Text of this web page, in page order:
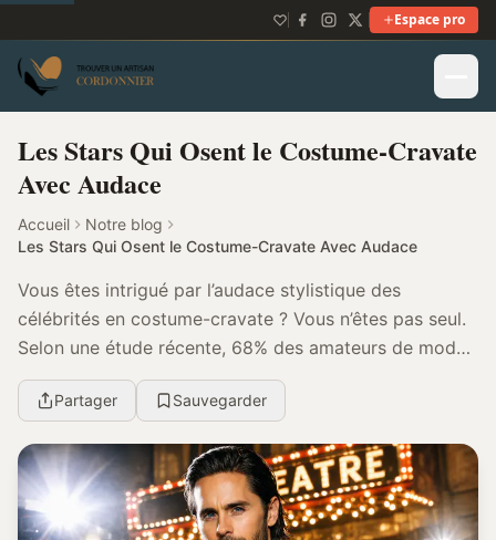
Espace pro
Les Stars Qui Osent le Costume-Cravate
Avec Audace
Accueil
Notre blog
Les Stars Qui Osent le Costume-Cravate Avec Audace
Vous êtes intrigué par l’audace stylistique des
célébrités en costume-cravate ? Vous n’êtes pas seul.
Selon une étude récente, 68% des amateurs de mode
sont fascinés par cette tendance androgyne grand...
Partager Sauvegarder